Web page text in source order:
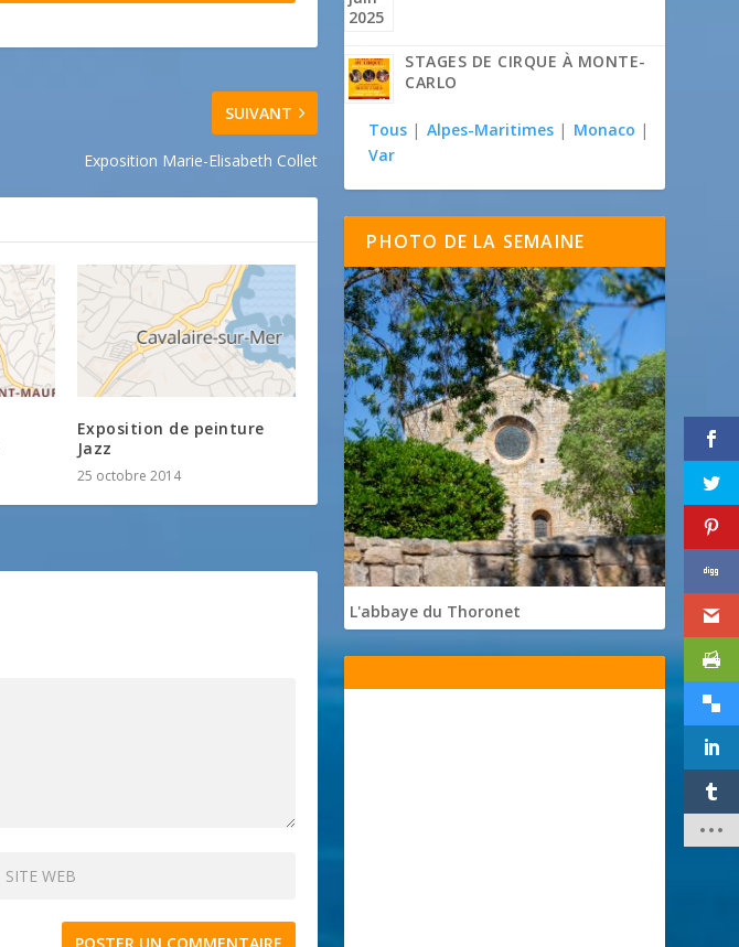
SUIVANT
Exposition Marie-Elisabeth Collet
Exposition de peinture
Jazz
25 octobre 2014
STAGES DE CIRQUE À MONTE-
CARLO
Tous | Alpes-Maritimes | Monaco |
Var
PHOTO DE LA SEMAINE
L'abbaye du Thoronet